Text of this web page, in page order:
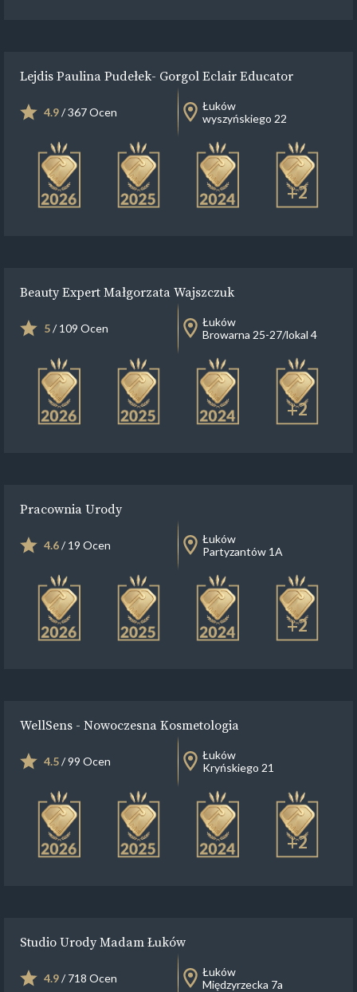
Lejdis Paulina Pudełek- Gorgol Eclair Educator
4.9/ 367 Ocen
Łuków
wyszyńskiego 22
+2
Beauty Expert Małgorzata Wajszczuk
5/ 109 Ocen
Łuków
Browarna 25-27/lokal 4
+2
Pracownia Urody
4.6/ 19 Ocen
Łuków
Partyzantów 1A
+2
WellSens - Nowoczesna Kosmetologia
4.5/ 99 Ocen
Łuków
Kryńskiego 21
+2
Studio Urody Madam Łuków
4.9/ 718 Ocen
Łuków
Międzyrzecka 7a